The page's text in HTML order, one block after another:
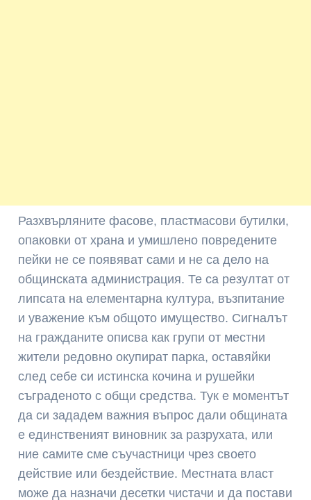
Разхвърляните фасове, пластмасови бутилки,
опаковки от храна и умишлено повредените
пейки не се появяват сами и не са дело на
общинската администрация. Те са резултат от
липсата на елементарна култура, възпитание
и уважение към общото имущество. Сигналът
на гражданите описва как групи от местни
жители редовно окупират парка, оставяйки
след себе си истинска кочина и рушейки
съграденото с общи средства. Тук е моментът
да си зададем важния въпрос дали общината
е единственият виновник за разрухата, или
ние самите сме съучастници чрез своето
действие или бездействие. Местната власт
може да назначи десетки чистачи и да постави